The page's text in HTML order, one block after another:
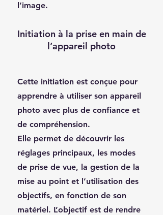
l’image.
Initiation à la prise en main de
l’appareil photo
Cette initiation est conçue pour
apprendre à utiliser son appareil
photo avec plus de confiance et
de compréhension.
Elle permet de découvrir les
réglages principaux, les modes
de prise de vue, la gestion de la
mise au point et l’utilisation des
objectifs, en fonction de son
matériel. L’objectif est de rendre